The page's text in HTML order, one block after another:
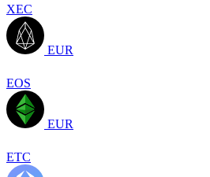
XEC
EUR
EOS
EUR
ETC